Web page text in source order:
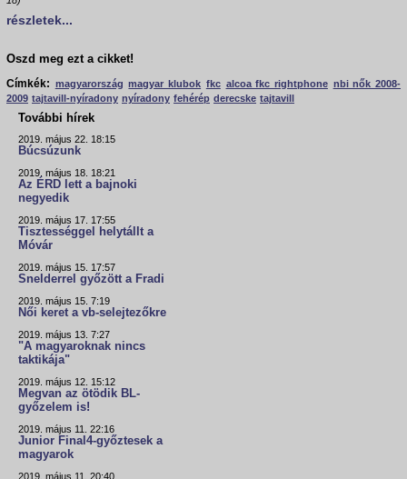
részletek...
Oszd meg ezt a cikket!
Címkék: magyarország magyar klubok fkc alcoa fkc rightphone nbi nők 2008-
2009 tajtavill-nyíradony nyíradony fehérép derecske tajtavill
További hírek
2019. május 22. 18:15
Búcsúzunk
2019. május 18. 18:21
Az ÉRD lett a bajnoki
negyedik
2019. május 17. 17:55
Tisztességgel helytállt a
Móvár
2019. május 15. 17:57
Snelderrel győzött a Fradi
2019. május 15. 7:19
Női keret a vb-selejtezőkre
2019. május 13. 7:27
"A magyaroknak nincs
taktikája"
2019. május 12. 15:12
Megvan az ötödik BL-
győzelem is!
2019. május 11. 22:16
Junior Final4-győztesek a
magyarok
2019. május 11. 20:40